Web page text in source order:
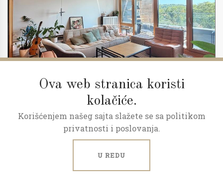
Ova web stranica koristi
kolačiće.
Korišćenjem našeg sajta slažete se sa politikom
privatnosti i poslovanja.
U REDU
3.0 86 m2 5/23
Skyline, kompletno opremljen